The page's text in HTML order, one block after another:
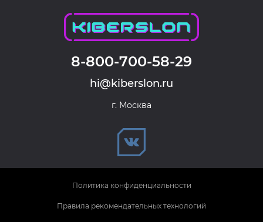
8-800-700-58-29
hi@kiberslon.ru
г. Москва
Политика конфиденциальности
Правила рекомендательных технологий